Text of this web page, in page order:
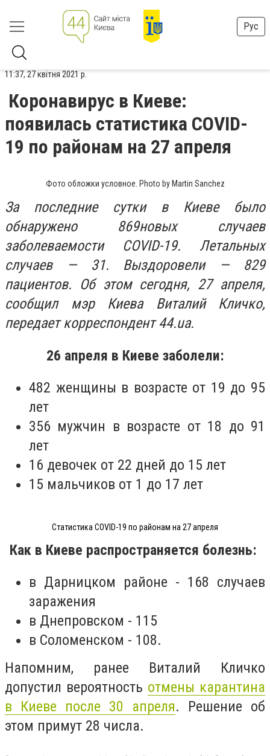
Рус
11:37, 27 квітня 2021 р.
Коронавирус в Киеве:
появилась статистика COVID-
19 по районам на 27 апреля
Фото обложки условное. Photo by Martin Sanchez
За последние сутки в Киеве было
обнаружено 869новых случаев
заболеваемости COVID-19. Летальных
случаев — 31. Выздоровели — 829
пациентов. Об этом сегодня, 27 апреля,
сообщил мэр Киева Виталий Кличко,
передает корреспондент 44.ua.
26 апреля в Киеве заболели:
482 женщины в возрасте от 19 до 95
лет
356 мужчин в возрасте от 18 до 91
лет
16 девочек от 22 дней до 15 лет
15 мальчиков от 1 до 17 лет
Статистика COVID-19 по районам на 27 апреля
Как в Киеве распространяется болезнь:
в Дарницком районе - 168 случаев
заражения
в Днепровском - 115
в Соломенском - 108.
Напомним, ранее Виталий Кличко
допустил вероятность отмены карантина
в Киеве после 30 апреля. Решение об
этом примут 28 числа.